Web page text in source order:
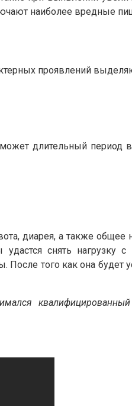
наиболее вредные
проявлений
может длительный
диарея, а также
снять нагрузку
того как она будет